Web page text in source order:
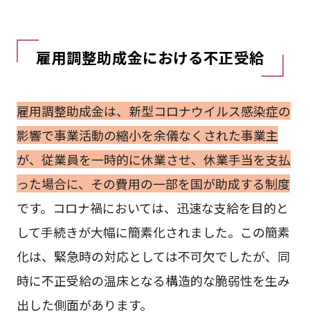
雇用調整助成金における不正受給
雇用調整助成金は、新型コロナウイルス感染症の
影響で事業活動の縮小を余儀なくされた事業主
が、従業員を一時的に休業させ、休業手当を支払
った場合に、その費用の一部を国が助成する制度
です。コロナ禍においては、迅速な支給を目的と
して手続きが大幅に簡素化されました。この簡素
化は、緊急時の対応としては不可欠でしたが、同
時に不正受給の温床となる構造的な脆弱性を生み
出した側面があります。